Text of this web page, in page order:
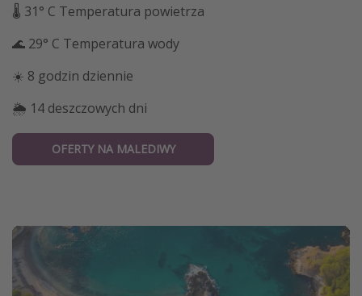
🌡 31° C Temperatura powietrza
🌊 29° C Temperatura wody
☀️ 8 godzin dziennie
🌦 14 deszczowych dni
OFERTY NA MALEDIWY